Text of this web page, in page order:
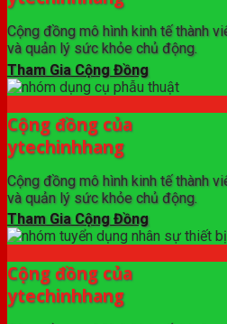
Cộng đồng mô hình kinh tế thành
và quản lý sức khỏe chủ động.
Tham Gia Cộng Đồng
Cộng đồng của
ytechinhhang
Cộng đồng mô hình kinh tế thành
và quản lý sức khỏe chủ động.
Tham Gia Cộng Đồng
Cộng đồng của
ytechinhhang